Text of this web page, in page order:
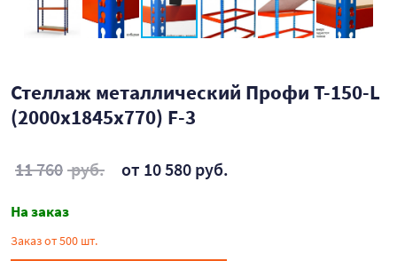
Стеллаж металлический Профи Т-150-L
(2000х1845х770) F-3
11 760 руб. от 10 580 руб.
На заказ
Заказ от 500 шт.